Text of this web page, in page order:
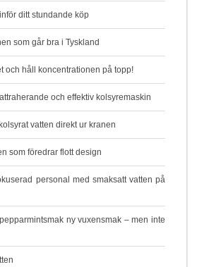
ditt stundande köp
som går bra i Tyskland
och håll koncentrationen på topp!
och effektiv kolsyremaskin
vatten direkt ur kranen
som föredrar flott design
personal med smaksatt vatten på
ny vuxensmak – men inte